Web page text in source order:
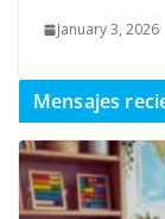
January 3, 2026
Mensajes